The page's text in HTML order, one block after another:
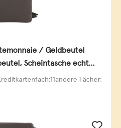
/ Geldbeutel
Scheintasche echt
Fächer: